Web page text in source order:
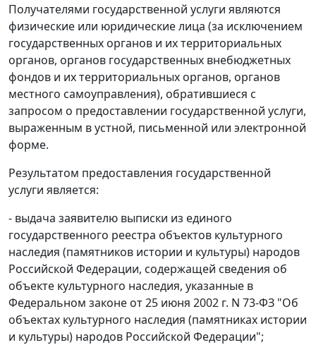
Получателями государственной услуги являются
физические или юридические лица (за исключением
государственных органов и их территориальных
органов, органов государственных внебюджетных
фондов и их территориальных органов, органов
местного самоуправления), обратившиеся с
запросом о предоставлении государственной услуги,
выраженным в устной, письменной или электронной
форме.
Результатом предоставления государственной
услуги является:
- выдача заявителю выписки из единого
государственного реестра объектов культурного
наследия (памятников истории и культуры) народов
Российской Федерации, содержащей сведения об
объекте культурного наследия, указанные в
Федеральном законе от 25 июня 2002 г. N 73-ФЗ "Об
объектах культурного наследия (памятниках истории
и культуры) народов Российской Федерации";